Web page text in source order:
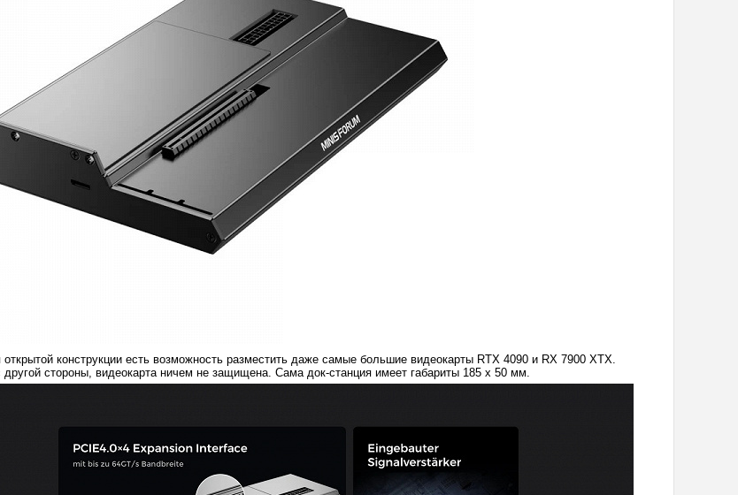
открытой конструкции есть возможность разместить даже самые большие видеокарты RTX 4090 и RX 7900 XTX.
другой стороны, видеокарта ничем не защищена. Сама док-станция имеет габариты 185 х 50 мм.